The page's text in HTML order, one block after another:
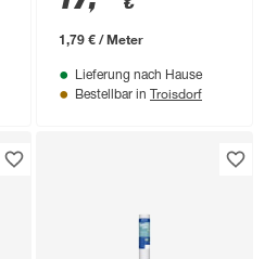
1,79 € / Meter
Lieferung nach Hause
Bestellbar in Troisdorf